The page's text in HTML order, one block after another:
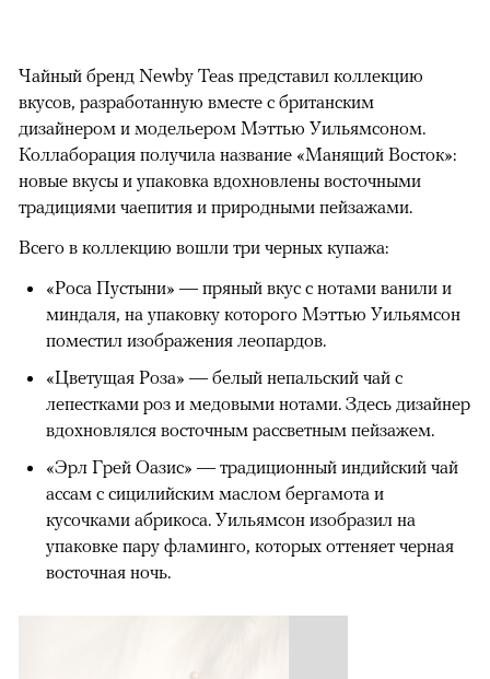
Чайный бренд Newby Teas представил коллекцию
вкусов, разработанную вместе с британским
дизайнером и модельером Мэттью Уильямсоном.
Коллаборация получила название «Манящий Восток»:
новые вкусы и упаковка вдохновлены восточными
традициями чаепития и природными пейзажами.
Всего в коллекцию вошли три черных купажа:
«Роса Пустыни» — пряный вкус с нотами ванили и
миндаля, на упаковку которого Мэттью Уильямсон
поместил изображения леопардов.
«Цветущая Роза» — белый непальский чай с
лепестками роз и медовыми нотами. Здесь дизайнер
вдохновлялся восточным рассветным пейзажем.
«Эрл Грей Оазис» — традиционный индийский чай
ассам с сицилийским маслом бергамота и
кусочками абрикоса. Уильямсон изобразил на
упаковке пару фламинго, которых оттеняет черная
восточная ночь.